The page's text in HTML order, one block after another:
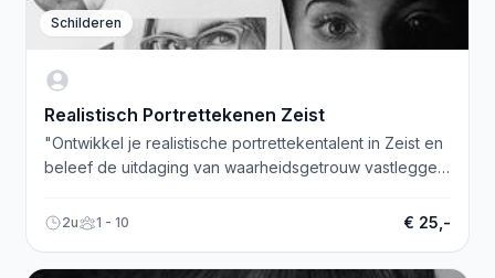
Schilderen
Realistisch Portrettekenen Zeist
"Ontwikkel je realistische portrettekentalent in Zeist en
beleef de uitdaging van waarheidsgetrouw vastleggen
2u 1 - 10 € 25,-